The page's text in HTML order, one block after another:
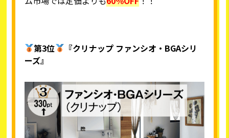
第3位
『クリナップ ファンシオ・BGAシリ
ーズ』